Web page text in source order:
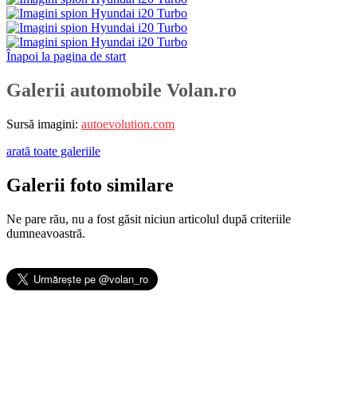
Înapoi la pagina de start
Galerii automobile Volan.ro
Sursă imagini: autoevolution.com
arată toate galeriile
Galerii foto similare
Ne pare rău, nu a fost găsit niciun articolul după criteriile
dumneavoastră.